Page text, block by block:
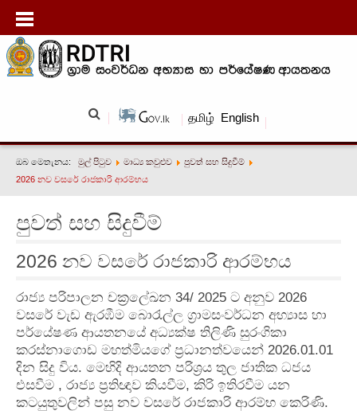
தமிழ் English
ඔබ මෙතැනය: මුල් පිටුව මාධ්‍ය කවුළුව
පුවත් සහ සිදුවීම්
2026 නව වසරේ රාජකාරි ආරම්භය
පුවත් සහ සිදුවීම්
2026 නව වසරේ රාජකාරි ආරම්භය
රාජ්‍ය පරිපාලන චක්‍රලේඛන 34/ 2025 ට අනුව 2026
වසරේ වැඩ ඇරඹීම බොරැල්ල ග්‍රාමසංවර්ධන අභ්‍යාස හා
පර්යේෂණ ආයතනයේ අධ්‍යක්ෂ තිලිණි සුරංගිකා
කරස්නාගොඩ මහත්මියගේ ප්‍රධානත්වයෙන් 2026.01.01
දින සිදු විය. මෙහිදි ආයතන පරිශ්‍රය තුල ජාතික ධජය
එසවීම , රාජ්‍ය ප්‍රතිඥාව කියවීම, කිරි ඉතිරවීම යන
කටයුතුවලින් පසු නව වසරේ රාජකාරි ආරම්භ කෙරිණි.